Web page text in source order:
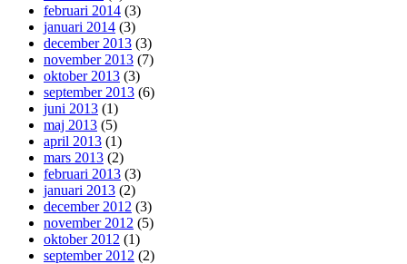
februari 2014 (3)
januari 2014 (3)
december 2013 (3)
november 2013 (7)
oktober 2013 (3)
september 2013 (6)
juni 2013 (1)
maj 2013 (5)
april 2013 (1)
mars 2013 (2)
februari 2013 (3)
januari 2013 (2)
december 2012 (3)
november 2012 (5)
oktober 2012 (1)
september 2012 (2)